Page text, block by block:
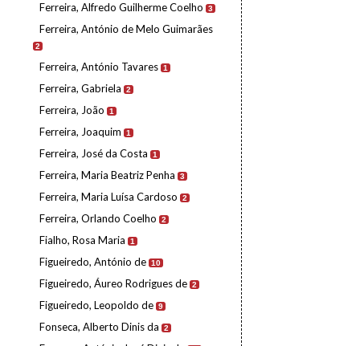
Ferreira, Alfredo Guilherme Coelho 3
Ferreira, António de Melo Guimarães
2
Ferreira, António Tavares 1
Ferreira, Gabriela 2
Ferreira, João 1
Ferreira, Joaquim 1
Ferreira, José da Costa 1
Ferreira, Maria Beatriz Penha 3
Ferreira, Maria Luísa Cardoso 2
Ferreira, Orlando Coelho 2
Fialho, Rosa Maria 1
Figueiredo, António de 10
Figueiredo, Áureo Rodrigues de 2
Figueiredo, Leopoldo de 9
Fonseca, Alberto Dinis da 2